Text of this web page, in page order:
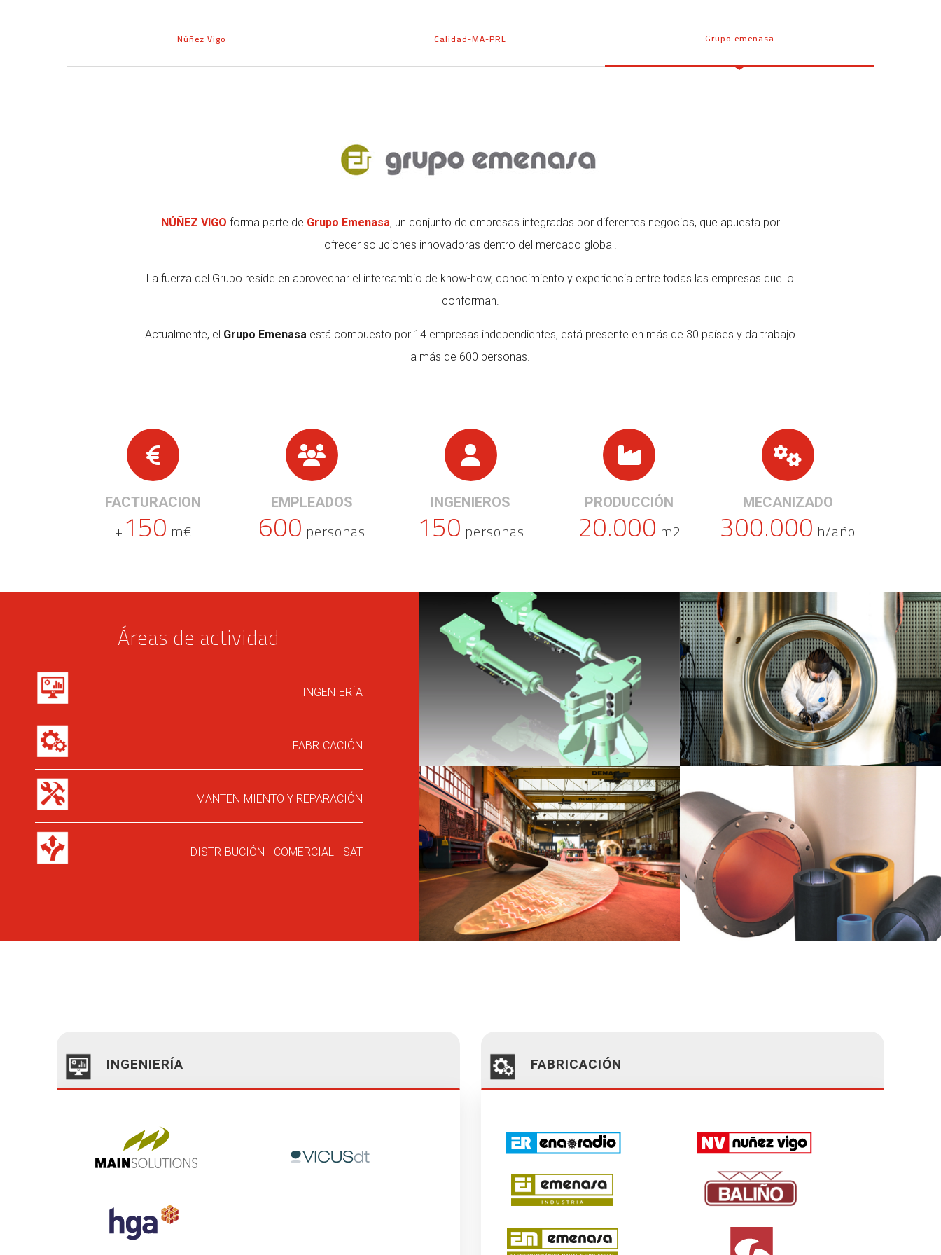
Núñez Vigo Calidad-MA-PRL Grupo emenasa
NÚÑEZ VIGO forma parte de Grupo Emenasa, un conjunto de empresas integradas por diferentes negocios, que apuesta por
ofrecer soluciones innovadoras dentro del mercado global.
La fuerza del Grupo reside en aprovechar el intercambio de know-how, conocimiento y experiencia entre todas las empresas que lo
conforman.
Actualmente, el Grupo Emenasa está compuesto por 14 empresas independientes, está presente en más de 30 países y da trabajo
a más de 600 personas.
FACTURACION
+150 m€
EMPLEADOS
600 personas
INGENIEROS
150 personas
PRODUCCIÓN
20.000 m2
MECANIZADO
300.000 h/año
Áreas de actividad
INGENIERÍA
FABRICACIÓN
MANTENIMIENTO Y REPARACIÓN
DISTRIBUCIÓN - COMERCIAL - SAT
INGENIERÍA FABRICACIÓN